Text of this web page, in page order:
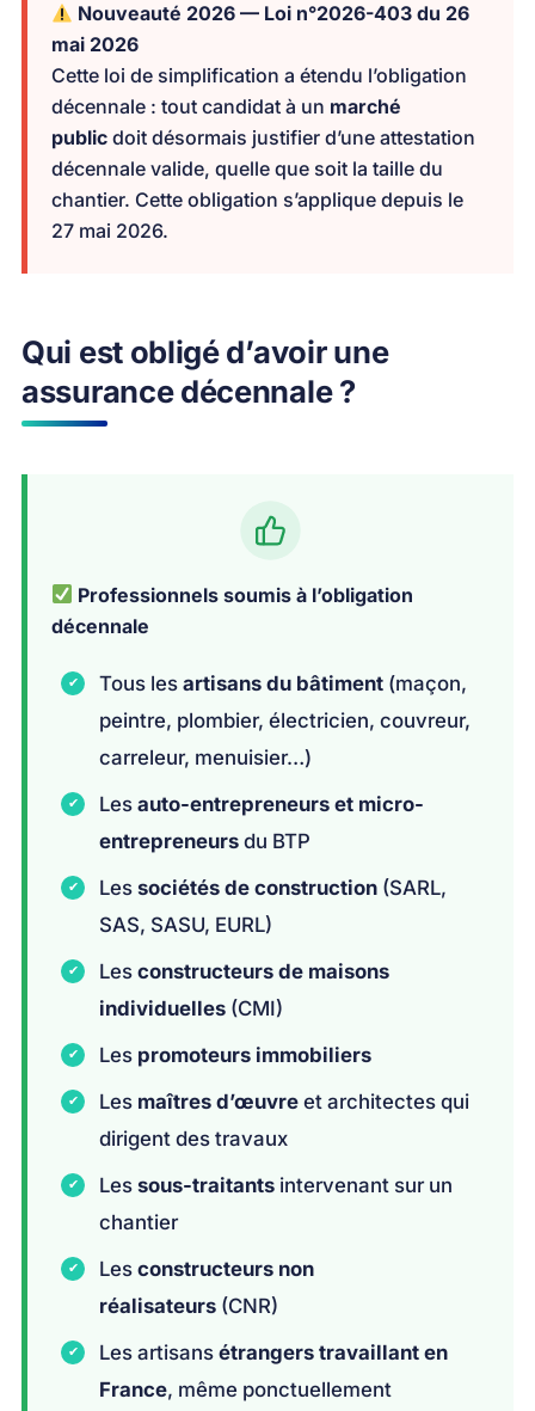
Nouveauté 2026 — Loi n°2026-403 du 26
mai 2026
Cette loi de simplification a étendu l’obligation
décennale : tout candidat à un marché
public doit désormais justifier d’une attestation
décennale valide, quelle que soit la taille du
chantier. Cette obligation s’applique depuis le
27 mai 2026.
Qui est obligé d’avoir une
assurance décennale ?
Professionnels soumis à l’obligation
décennale
Tous les artisans du bâtiment (maçon,
peintre, plombier, électricien, couvreur,
carreleur, menuisier…)
Les auto-entrepreneurs et micro-
entrepreneurs du BTP
Les sociétés de construction (SARL,
SAS, SASU, EURL)
Les constructeurs de maisons
individuelles (CMI)
Les promoteurs immobiliers
Les maîtres d’œuvre et architectes qui
dirigent des travaux
Les sous-traitants intervenant sur un
chantier
Les constructeurs non
réalisateurs (CNR)
Les artisans étrangers travaillant en
France, même ponctuellement